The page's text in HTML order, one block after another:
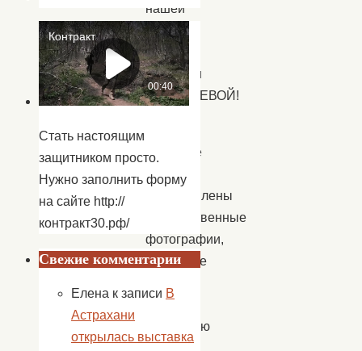
нашей
землячки
—
Виктории
АНУФРИЕВОЙ!
выставке
будут
представлены
художественные
фотографии,
масляные
акварелью
Стать настоящим
защитником просто.
Нужно заполнить форму
на сайте http://
контракт30.рф/
Свежие комментарии
Елена к записи В
Астрахани
открылась выставка